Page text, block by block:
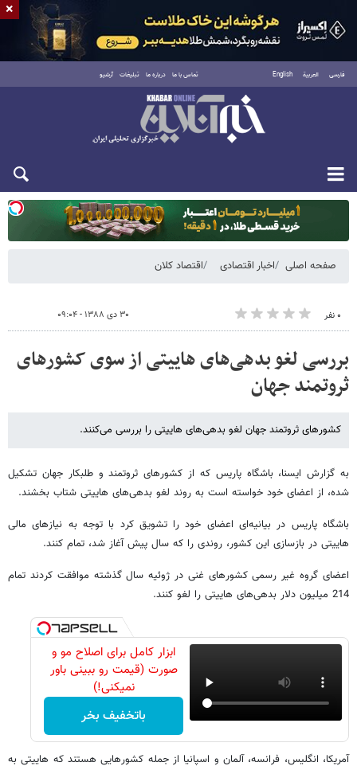
فارسی العربية English تماس با ما درباره ما تبلیغات آرشیو
یکشنبه ۱۸ مرداد ۱۴۰۵
صفحه اصلی اخبار اقتصادی اقتصاد کلان
۰ نفر ۳۰ دی ۱۳۸۸ - ۰۹:۰۴
بررسی لغو بدهی‌های هاییتی از سوی کشورهای
ثروتمند جهان
کشورهای ثروتمند جهان لغو بدهی‌های هاییتی را بررسی می‌کنند.
به گزارش ایسنا، باشگاه پاریس که از کشورهای ثروتمند و طلبکار جهان تشکیل
شده، از اعضای خود خواسته است به روند لغو بدهی‌های هاییتی شتاب بخشند.
باشگاه پاریس در بیانیه‌ای اعضای خود را تشویق کرد با توجه به نیازهای مالی
هاییتی در بازسازی این کشور، روندی را که سال پیش آغاز شد، تمام کنند.
اعضای گروه غیر رسمی کشورهای غنی در ژوئیه سال گذشته موافقت کردند تمام
214 میلیون دلار بدهی‌های هاییتی را لغو کنند.
ابزار کامل برای اصلاح مو و
صورت (قیمت رو ببینی باور
نمیکنی!)
باتخفیف بخر
آمریکا، انگلیس، فرانسه، آلمان و اسپانیا از جمله کشورهایی هستند که هاییتی به
×